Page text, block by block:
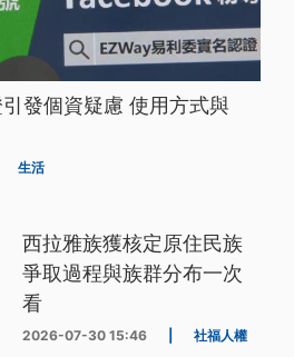
發個資疑慮 使用方式與
生活
西拉雅族獲核定原住民族
爭取過程與族群分布一次
看
2026-07-30 15:46 社福人權